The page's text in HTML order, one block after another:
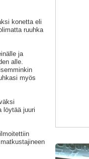
konetta eli
ruuhka
ja
alle.
myös
löytää juuri